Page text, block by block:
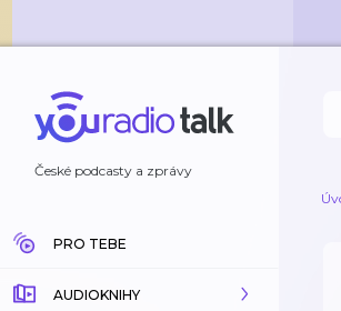
České podcasty a zprávy
PRO TEBE
AUDIOKNIHY